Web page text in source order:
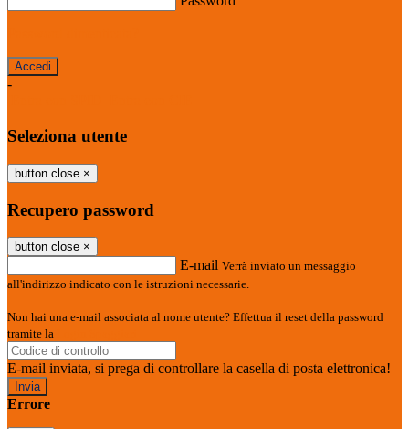
-
Seleziona utente
button close ×
Recupero password
button close ×
E-mail Verrà inviato un messaggio
all'indirizzo indicato con le istruzioni necessarie.
Non hai una e-mail associata al nome utente? Effettua il reset della password
tramite la
E-mail inviata, si prega di controllare la casella di posta elettronica!
Errore